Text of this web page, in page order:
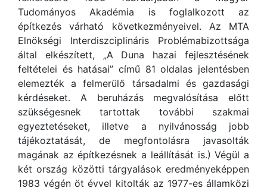
Tudományos Akadémia is foglalkozott az
építkezés várható következményeivel. Az MTA
Elnökségi Interdiszciplináris Problémabizottsága
által elkészített, „A Duna hazai fejlesztésének
feltételei és hatásai” című 81 oldalas jelentésben
elemezték a felmerülő társadalmi és gazdasági
kérdéseket. A beruházás megvalósítása előtt
szükségesnek tartottak további szakmai
egyeztetéseket, illetve a nyilvánosság jobb
tájékoztatását, de megfontolásra javasolták
magának az építkezésnek a leállítását is.) Végül a
két ország közötti tárgyalások eredményeképpen
1983 végén öt évvel kitolták az 1977-es államközi